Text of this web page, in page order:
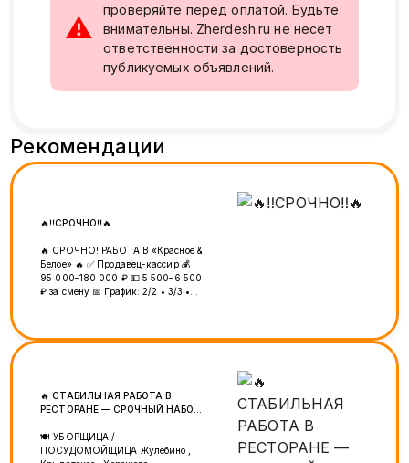
⚠
проверяйте перед оплатой. Будьте
внимательны. Zherdesh.ru не несет
ответственности за достоверность
публикуемых объявлений.
Рекомендации
🔥‼️СРОЧНО‼️🔥
🔥 СРОЧНО! РАБОТА В «Красное &
Белое» 🔥 ✅ Продавец-кассир 💰
95 000–180 000 ₽ 💵 5 500–6 500
₽ за смену 📅 График: 2/2 • 3/3 •
Лихоборы 📞 +7 (925) 456-21-01
000–180 000 ₽ 💵 5 500–6 500 ₽
сменага 📅 График: 2/2 • 3/3 • 5/2
айына 3 жолу 📈 Карьералык өсүү
📍 м. Верхние Лихоборы 📞 +7
🔥 СТАБИЛЬНАЯ РАБОТА В
РЕСТОРАНЕ — СРОЧНЫЙ НАБОР!
🍽 УБОРЩИЦА /
ПОСУДОМОЙЩИЦА Жулебино ,